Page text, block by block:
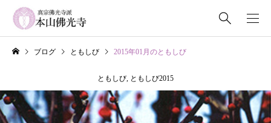
ブログ ともしび 2015年01月のともしび
ともしび, ともしび2015